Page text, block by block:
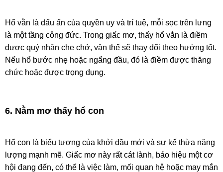
Hổ vằn là dấu ấn của quyền uy và trí tuệ, mỗi sọc trên lưng
là một tầng công đức. Trong giấc mơ, thấy hổ vằn là điềm
được quý nhân che chở, vận thế sẽ thay đổi theo hướng tốt.
Nếu hổ bước nhẹ hoặc ngẩng đầu, đó là điềm được thăng
chức hoặc được trọng dụng.
6. Nằm mơ thấy hổ con
Hổ con là biểu tượng của khởi đầu mới và sự kế thừa năng
lượng mạnh mẽ. Giấc mơ này rất cát lành, báo hiệu một cơ
hội đang đến, có thể là việc làm, mối quan hệ hoặc may mắn